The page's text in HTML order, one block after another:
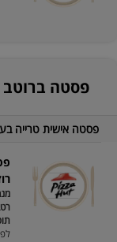
פסטה ברוטב
פסטה אישית טרייה
מנה
לפסטה -